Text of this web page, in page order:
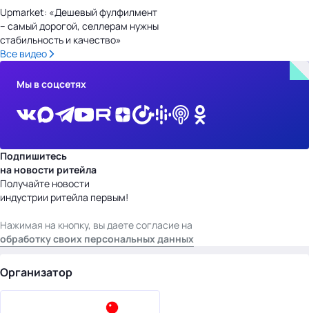
Upmarket: «Дешевый фулфилмент
– самый дорогой, селлерам нужны
стабильность и качество»
Все видео
Мы в соцсетях
Подпишитесь
на новости ритейла
Получайте новости
индустрии ритейла первым!
Нажимая на кнопку, вы даете согласие на
обработку своих персональных данных
Организатор